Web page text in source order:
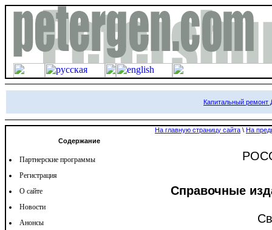
Капитальный ремонт
Содержание
Партнерские программы
Регистрация
О сайте
Новости
Анонсы
На главную страницу сайта \ На
Справочные